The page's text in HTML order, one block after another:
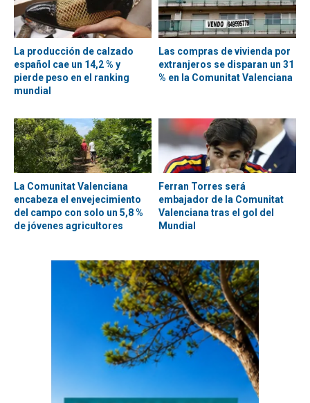
La producción de calzado
español cae un 14,2 % y
pierde peso en el ranking
mundial
Las compras de vivienda por
extranjeros se disparan un 31
% en la Comunitat Valenciana
La Comunitat Valenciana
encabeza el envejecimiento
del campo con solo un 5,8 %
de jóvenes agricultores
Ferran Torres será
embajador de la Comunitat
Valenciana tras el gol del
Mundial